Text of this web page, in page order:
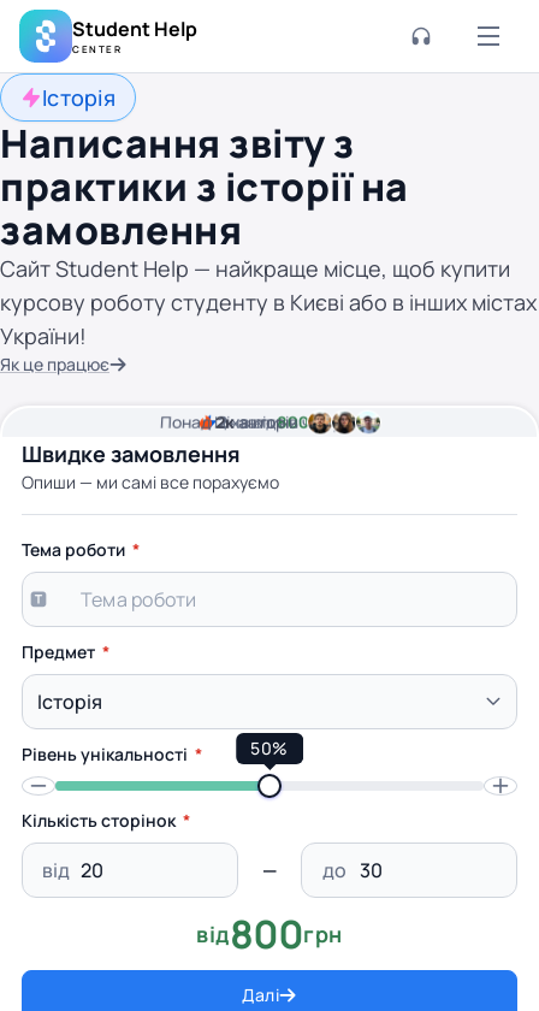
Student Help
CENTER
Історія
Написання звіту з
практики з історії на
замовлення
Сайт Student Help — найкраще місце, щоб купити
курсову роботу студенту в Києві або в інших містах
України!
Як це працює
Швидке замовлення
Опиши — ми самі все порахуємо
2хвилини часу
Ціна від800 грн
Понад2кавторів
Тема роботи
Предмет
Рівень унікальності 50%
Кількість сторінок
від до
від800грн
Далі